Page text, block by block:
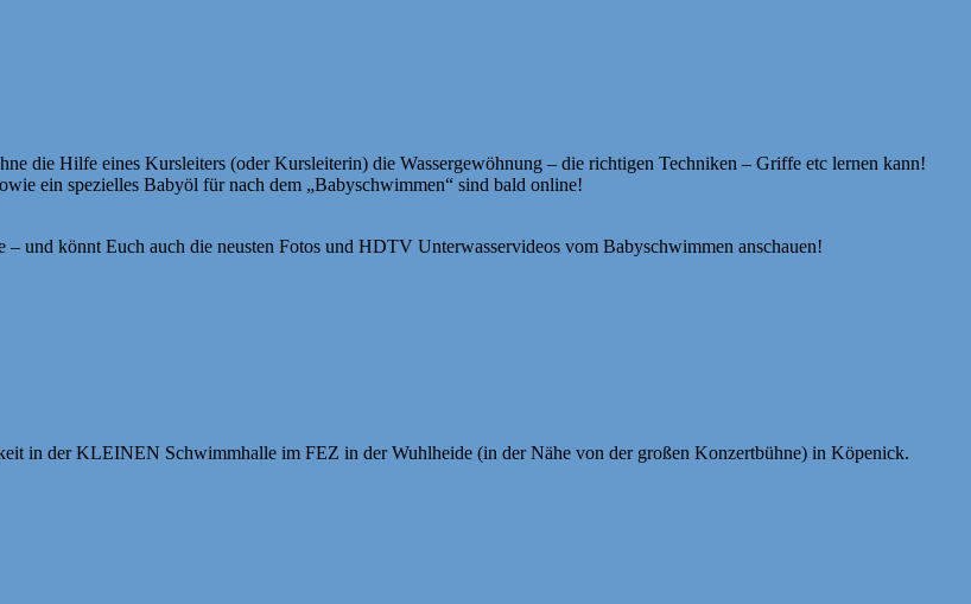
die Hilfe eines Kursleiters (oder Kursleiterin) die Wassergewöhnung – die richtigen Techniken – Griffe etc lernen kann!
ein spezielles Babyöl für nach dem „Babyschwimmen“ sind bald online!
– und könnt Euch auch die neusten Fotos und HDTV Unterwasservideos vom Babyschwimmen anschauen!
in der KLEINEN Schwimmhalle im FEZ in der Wuhlheide (in der Nähe von der großen Konzertbühne) in Köpenick.